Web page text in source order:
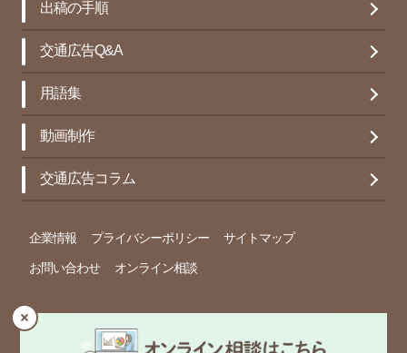
出稿の手順
交通広告Q&A
用語集
動画制作
交通広告コラム
企業情報 プライバシーポリシー サイトマップ
お問い合わせ オンライン相談